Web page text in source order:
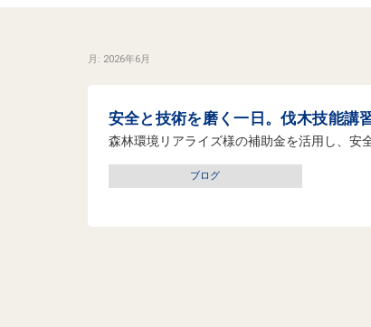
月: 2026年6月
安全と技術を磨く一日。伐木技能講
森林環境リアライズ様の補助金を活用し、安
ブログ